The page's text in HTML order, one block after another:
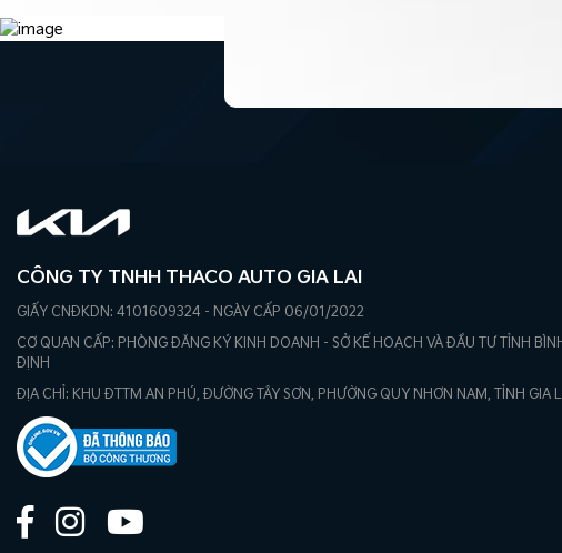
CÔNG TY TNHH THACO AUTO GIA LAI
GIẤY CNĐKDN: 4101609324 - NGÀY CẤP 06/01/2022
CƠ QUAN CẤP: PHÒNG ĐĂNG KÝ KINH DOANH - SỞ KẾ HOẠCH VÀ ĐẦU TƯ TỈNH
ĐỊNH
ĐỊA CHỈ: KHU ĐTTM AN PHÚ, ĐƯỜNG TÂY SƠN, PHƯỜNG QUY NHƠN NAM, TỈNH GIA